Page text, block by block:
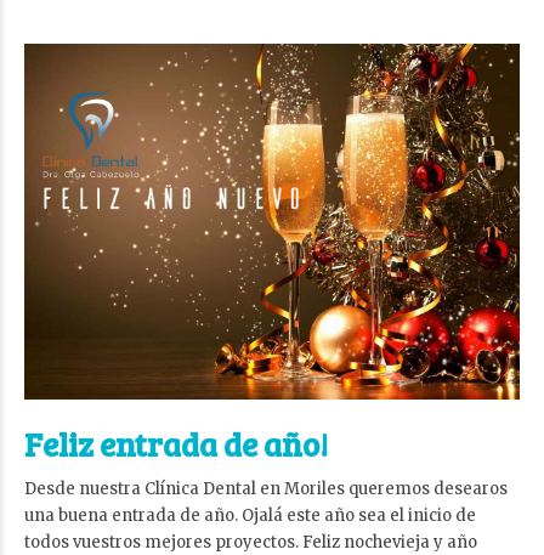
Feliz entrada de año!
Desde nuestra Clínica Dental en Moriles queremos desearos
una buena entrada de año. Ojalá este año sea el inicio de
todos vuestros mejores proyectos. Feliz nochevieja y año